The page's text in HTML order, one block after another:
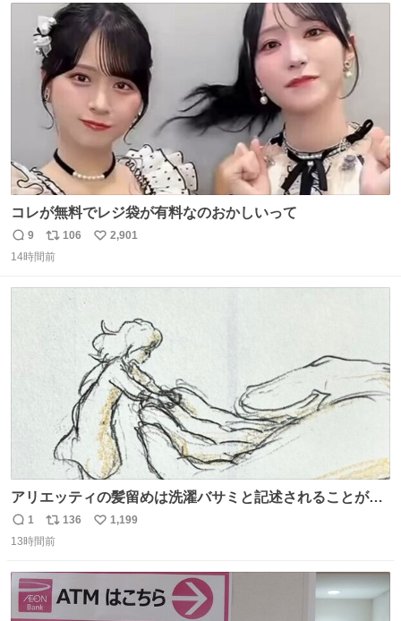
ト
数
数
コレが無料でレジ袋が有料なのおかしいって
返
信
9
リ
ポ
106
い
2,901
14時間前
アリエッティの髪留めは洗濯バサミと記述されることが多
いですが、もっと小さいプラスチックのクリップです。 バ
ネは使いやすいように強度を調整してあるはず。
返
信
1
リ
ポ
ト
数
136
い
1,199
13時間前